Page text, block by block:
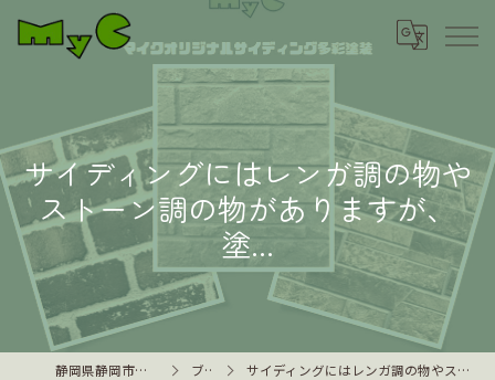
サイディングにはレンガ調の物や
ストーン調の物がありますが、
塗...
静岡県静岡市の外壁塗装はMyC ブログ サイディングにはレンガ調の物やストーン調の物がありますが、塗...